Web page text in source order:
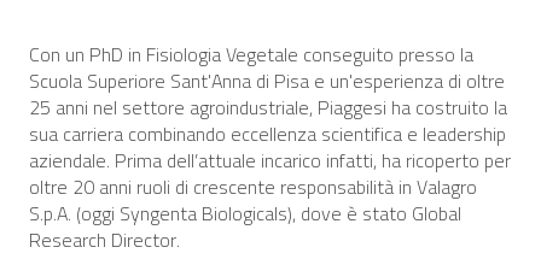
Con un PhD in Fisiologia Vegetale conseguito presso la
Scuola Superiore Sant'Anna di Pisa e un'esperienza di oltre
25 anni nel settore agroindustriale, Piaggesi ha costruito la
sua carriera combinando eccellenza scientifica e leadership
aziendale. Prima dell’attuale incarico infatti, ha ricoperto per
oltre 20 anni ruoli di crescente responsabilità in Valagro
S.p.A. (oggi Syngenta Biologicals), dove è stato Global
Research Director.